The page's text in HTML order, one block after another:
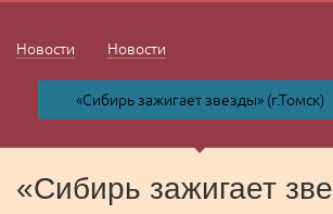
Новости Новости
«Сибирь зажигает звезды» (г.Томск)
«Сибирь зажигает